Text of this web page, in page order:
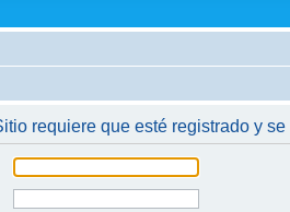
requiere que esté registrado y